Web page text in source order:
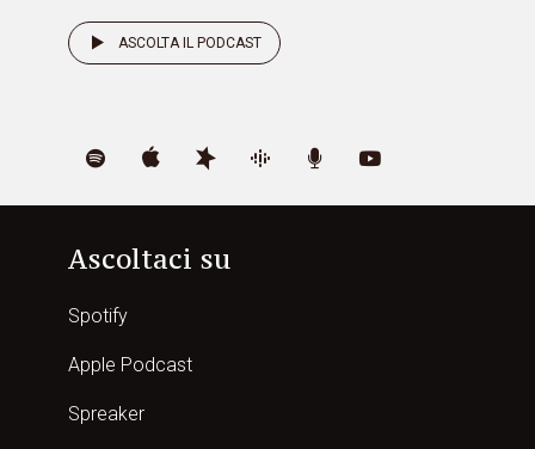
ASCOLTA IL PODCAST
Ascoltaci su
Spotify
Apple Podcast
Spreaker